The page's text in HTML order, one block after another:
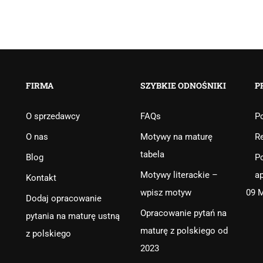
FIRMA
O sprzedawcy
O nas
Blog
Kontakt
Dodaj opracowanie
pytania na maturę ustną
z polskiego
SZYBKIE ODNOŚNIKI
FAQs
Motywy na maturę
tabela
Motywy literackie –
wpisz motyw
Opracowanie pytań na
maturę z polskiego od
2023
09